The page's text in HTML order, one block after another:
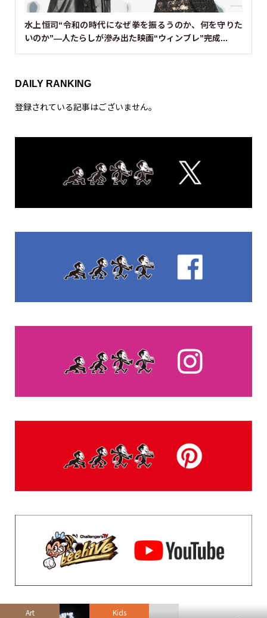
水上恒司“令和の時代になぜ拳を振るうのか、何を守りた
いのか”—人たらしが滲み出た映画“ウィンブレ”完成...
DAILY RANKING
登録されている記事はございません。
Art Kids